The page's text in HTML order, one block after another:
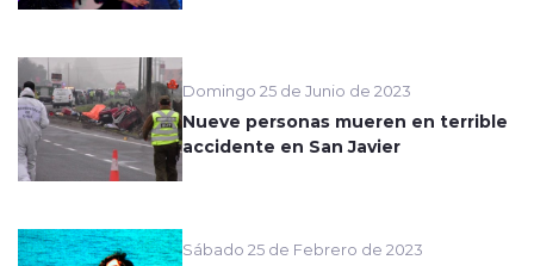
Domingo 25 de Junio de 2023
Nueve personas mueren en terrible
accidente en San Javier
Sábado 25 de Febrero de 2023